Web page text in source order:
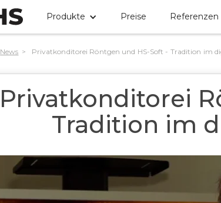
Produkte Preise Referenzen
News > Privatkonditorei Röntgen und HS-Soft - Tradition im
Privatkonditorei
Tradition im